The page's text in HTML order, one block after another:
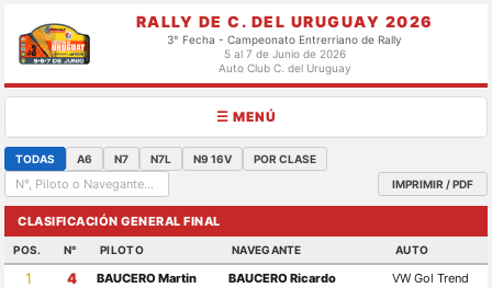
RALLY DE C. DEL URUGUAY 2026
3° Fecha - Campeonato Entrerriano de Rally
5 al 7 de Junio de 2026
Auto Club C. del Uruguay
☰ MENÚ
TODAS A6 N7 N7L N9 16V
POR CLASE
IMPRIMIR / PDF
CLASIFICACIÓN GENERAL FINAL
POS. N° PILOTO NAVEGANTE AUTO
1 4 BAUCERO Martin BAUCERO Ricardo VW Gol Trend